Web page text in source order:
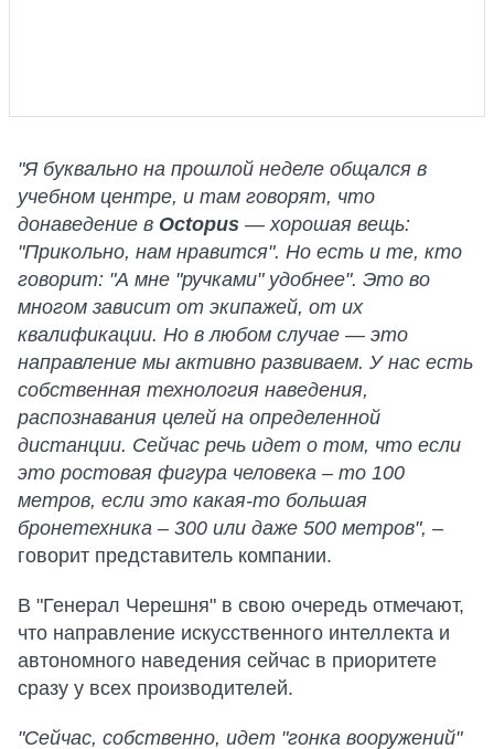
"Я буквально на прошлой неделе общался в
учебном центре, и там говорят, что
донаведение в Octopus —хорошая вещь:
"Прикольно, нам нравится". Но есть и те, кто
говорит: "А мне "ручками" удобнее". Это во
многом зависит от экипажей, от их
квалификации. Но в любом случае — это
направление мы активно развиваем. У нас есть
собственная технология наведения,
распознавания целей на определенной
дистанции. Сейчас речь идет о том, что если
это ростовая фигура человека – то 100
метров, если это какая-то большая
бронетехника – 300 или даже 500 метров", –
говорит представитель компании.
В "Генерал Черешня" в свою очередь отмечают,
что направление искусственного интеллекта и
автономного наведения сейчас в приоритете
сразу у всех производителей.
"Сейчас, собственно, идет "гонка вооружений"